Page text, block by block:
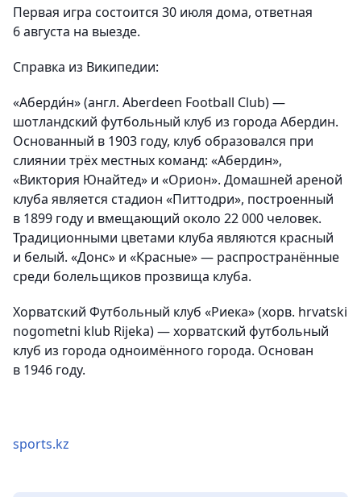
Первая игра состоится 30 июля дома, ответная
6 августа на выезде.
Справка из Википедии:
«Аберди́н» (англ. Aberdeen Football Club)—
шотландский футбольный клуб из города Абердин.
Основанный в 1903 году, клуб образовался при
слиянии трёх местных команд: «Абердин»,
«Виктория Юнайтед» и «Орион». Домашней ареной
клуба является стадион «Питтодри», построенный
в 1899 году и вмещающий около 22 000 человек.
Традиционными цветами клуба являются красный
и белый. «Донс» и «Красные» — распространённые
среди болельщиков прозвища клуба.
Хорватский Футбольный клуб «Риека» (хорв. hrvatski
nogometni klub Rijeka)— хорватский футбольный
клуб из города одноимённого города. Основан
в 1946 году.
sports.kz